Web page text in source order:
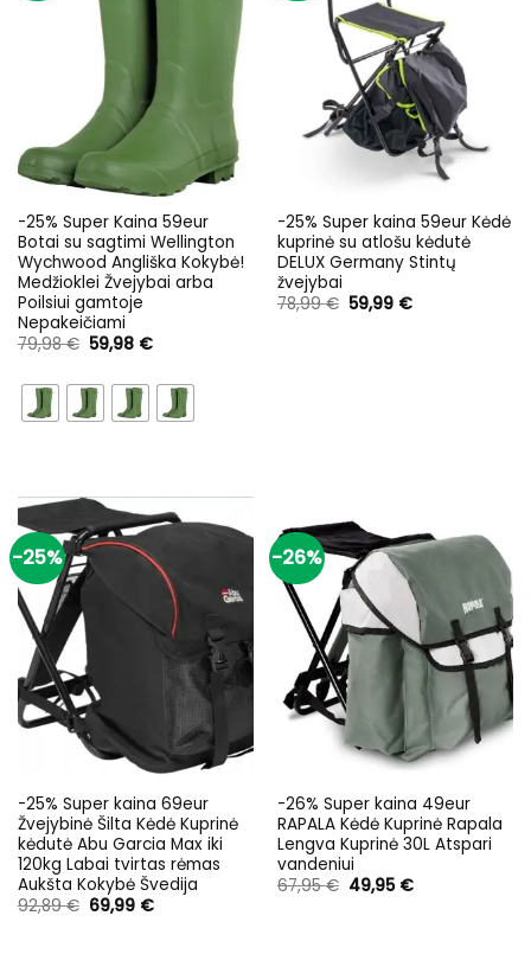
-25% Super Kaina 59eur
Botai su sagtimi Wellington
Wychwood Angliška Kokybė!
Medžioklei Žvejybai arba
Poilsiui gamtoje
Nepakeičiami
79,98€ Original
price
79,98 €.
59,98 €Current
59,98 €.
-25% Super kaina 59eur Kėdė
kuprinė su atlošu kėdutė
DELUX Germany Stintų
žvejybai
78,99€ Original
price
59,99 €Current
-25%
-25% Super kaina 69eur
Žvejybinė Šilta Kėdė Kuprinė
kėdutė Abu Garcia Max iki
120kg Labai tvirtas rėmas
Aukšta Kokybė Švedija
92,89€ Original
price
69,99 €Current
-26%
-26% Super kaina 49eur
RAPALA Kėdė Kuprinė Rapala
Lengva Kuprinė 30L Atspari
vandeniui
67,95€ Original
price
49,95 €Current